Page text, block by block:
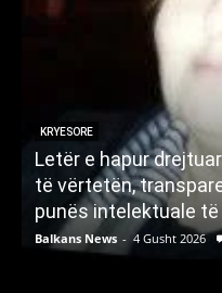
KRYESORE
Letër e hapur
të vërtetën,
punës intelektuale
Balkans News - 4 Gusht 2026